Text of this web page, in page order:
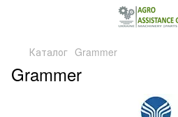
Каталог Grammer
Grammer